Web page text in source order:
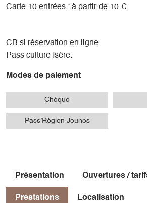
Rivoiranche rassemblant en diffusion
Carte 10 entrées : à partir de 10 €.
CB si réservation en ligne
Pass culture Isère.
Modes de paiement
Chèque
Pass’Région Jeunes
Présentation Ouvertures /
Prestations Localisation